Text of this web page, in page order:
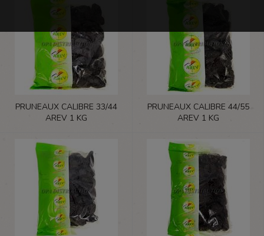
PRUNEAUX CALIBRE 33/44
AREV 1 KG
PRUNEAUX CALIBRE 44/55
AREV 1 KG